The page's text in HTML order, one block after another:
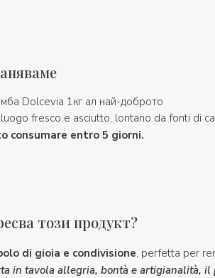
Dolcevia 1кг ал най-доброто
fresco e asciutto, lontano da fonti di
consumare entro 5 giorni.
този продукт?
di gioia e condivisione, perfetta per
in tavola allegria, bontà e artigianalità, il